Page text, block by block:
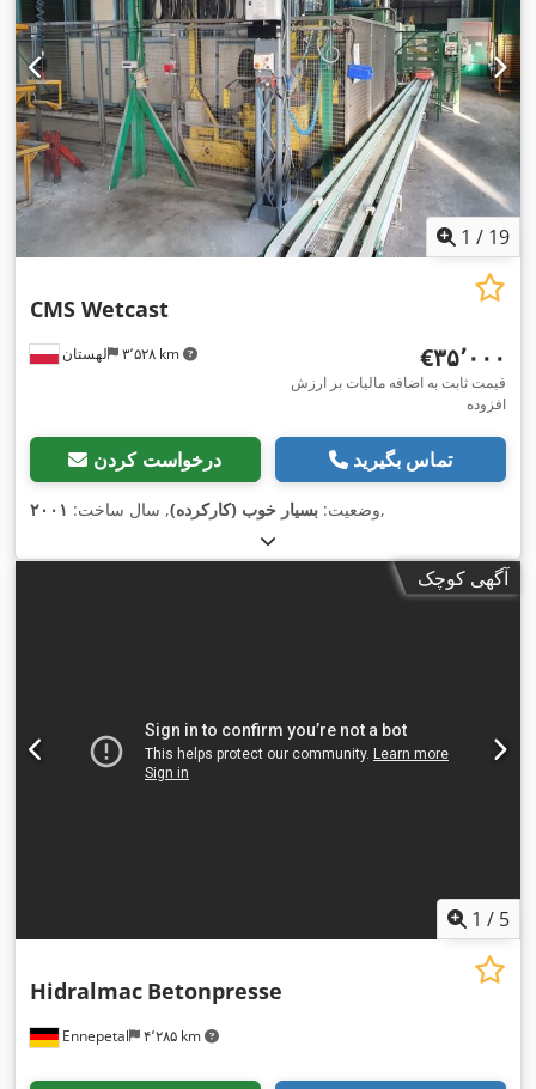
1 / 19
لهستان ۳٬۵۲۸ km
CMS Wetcast
‎€۳۵٬۰۰۰
قیمت ثابت به اضافه مالیات بر ارزش
افزوده
درخواست کردن تماس بگیرید
وضعیت: بسیار خوب (کارکرده), سال ساخت: ۲۰۰۱ ,
آگهی کوچک
1 / 5
Ennepetal ۴٬۲۸۵ km
Hidralmac Betonpresse